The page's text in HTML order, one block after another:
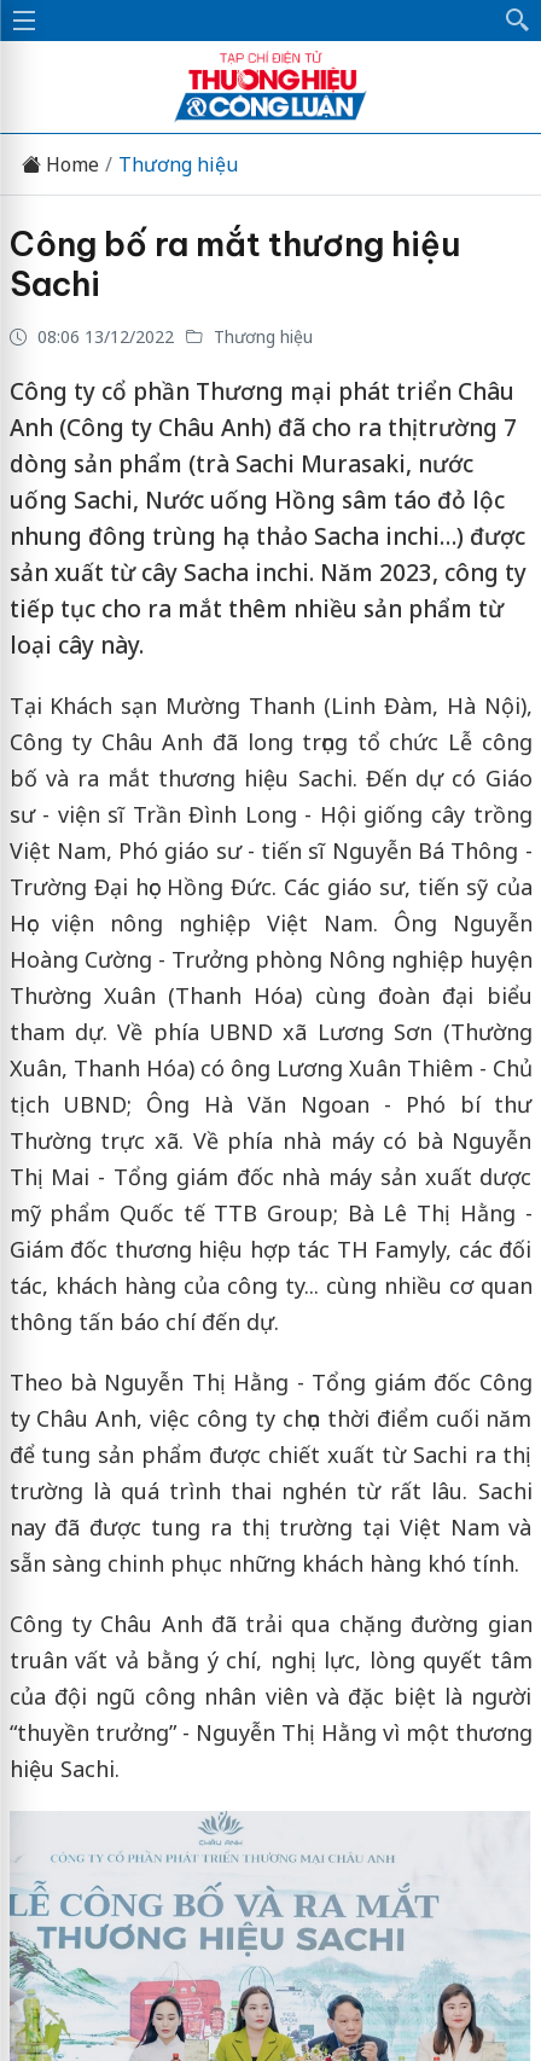
Home Thương hiệu
Công bố ra mắt thương hiệu
Sachi
08:06 13/12/2022 Thương hiệu
Công ty cổ phần Thương mại phát triển Châu
Anh (Công ty Châu Anh) đã cho ra thị trường 7
dòng sản phẩm (trà Sachi Murasaki, nước
uống Sachi, Nước uống Hồng sâm táo đỏ lộc
nhung đông trùng hạ thảo Sacha inchi…) được
sản xuất từ cây Sacha inchi. Năm 2023, công ty
tiếp tục cho ra mắt thêm nhiều sản phẩm từ
loại cây này.
Tại Khách sạn Mường Thanh (Linh Đàm, Hà Nội),
Công ty Châu Anh đã long trọng tổ chức Lễ công
bố và ra mắt thương hiệu Sachi. Đến dự có Giáo
sư - viện sĩ Trần Đình Long - Hội giống cây trồng
Việt Nam, Phó giáo sư - tiến sĩ Nguyễn Bá Thông -
Trường Đại học Hồng Đức. Các giáo sư, tiến sỹ của
Học viện nông nghiệp Việt Nam. Ông Nguyễn
Hoàng Cường - Trưởng phòng Nông nghiệp huyện
Thường Xuân (Thanh Hóa) cùng đoàn đại biểu
tham dự. Về phía UBND xã Lương Sơn (Thường
Xuân, Thanh Hóa) có ông Lương Xuân Thiêm - Chủ
tịch UBND; Ông Hà Văn Ngoan - Phó bí thư
Thường trực xã. Về phía nhà máy có bà Nguyễn
Thị Mai - Tổng giám đốc nhà máy sản xuất dược
mỹ phẩm Quốc tế TTB Group; Bà Lê Thị Hằng -
Giám đốc thương hiệu hợp tác TH Famyly, các đối
tác, khách hàng của công ty... cùng nhiều cơ quan
thông tấn báo chí đến dự.
Theo bà Nguyễn Thị Hằng - Tổng giám đốc Công
ty Châu Anh, việc công ty chọn thời điểm cuối năm
để tung sản phẩm được chiết xuất từ Sachi ra thị
trường là quá trình thai nghén từ rất lâu. Sachi
nay đã được tung ra thị trường tại Việt Nam và
sẵn sàng chinh phục những khách hàng khó tính.
Công ty Châu Anh đã trải qua chặng đường gian
truân vất vả bằng ý chí, nghị lực, lòng quyết tâm
của đội ngũ công nhân viên và đặc biệt là người
“thuyền trưởng” - Nguyễn Thị Hằng vì một thương
hiệu Sachi.